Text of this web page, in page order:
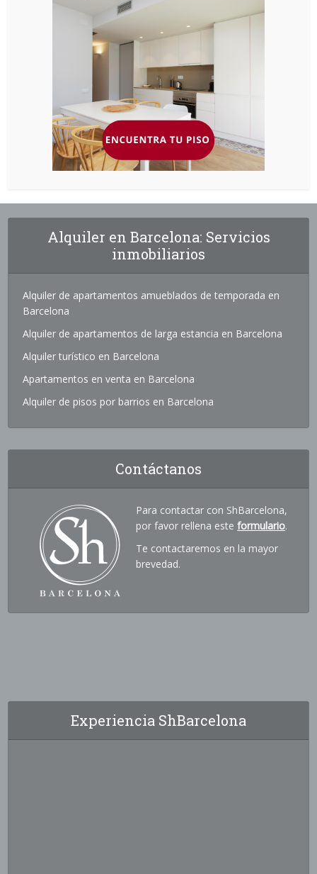
Alquiler en Barcelona: Servicios
inmobiliarios
Alquiler de apartamentos amueblados de temporada en
Barcelona
Alquiler de apartamentos de larga estancia en Barcelona
Alquiler turístico en Barcelona
Apartamentos en venta en Barcelona
Alquiler de pisos por barrios en Barcelona
Contáctanos
Para contactar con ShBarcelona,
por favor rellena esteformulario.
Te contactaremos en la mayor
brevedad.
Experiencia ShBarcelona